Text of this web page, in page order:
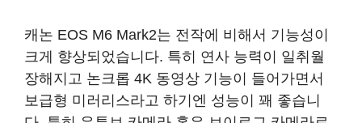
캐논 EOS M6 Mark2는 전작에 비해서 기능성이
크게 향상되었습니다. 특히 연사 능력이 일취월
장해지고 논크롭 4K 동영상 기능이 들어가면서
보급형 미러리스라고 하기엔 성능이 꽤 좋습니